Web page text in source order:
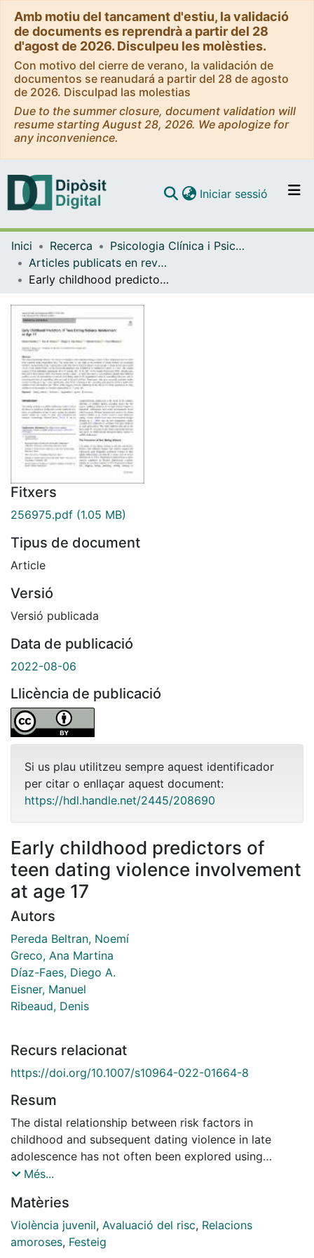
Amb motiu del tancament d'estiu, la validació
de documents es reprendrà a partir del 28
d'agost de 2026. Disculpeu les molèsties.
Con motivo del cierre de verano, la validación de
documentos se reanudará a partir del 28 de agosto
de 2026. Disculpad las molestias
Due to the summer closure, document validation will
resume starting August 28, 2026. We apologize for
any inconvenience.
Navega per tot el DD
Com publicar
Iniciar sessió (current)
Inici Recerca
Psicologia Clínica i Psicobiologia
Articles publicats en revistes (Psicologia Clínica i Psicobiologia)
Early childhood predictors of teen dating violence involvement at age 17
Fitxers
256975.pdf (1.05 MB)
Tipus de document
Article
Versió
Versió publicada
Data de publicació
2022-08-06
Llicència de publicació
Si us plau utilitzeu sempre aquest identificador
per citar o enllaçar aquest document:
https://hdl.handle.net/2445/208690
Early childhood predictors of
teen dating violence involvement
at age 17
Autors
Pereda Beltran, Noemí
Greco, Ana Martina
Díaz-Faes, Diego A.
Eisner, Manuel
Ribeaud, Denis
Recurs relacionat
https://doi.org/10.1007/s10964-022-01664-8
Resum
The distal relationship between risk factors in
childhood and subsequent dating violence in late
adolescence has not often been explored using
longitudinal data. This study aims to shed light on the
backgrounds at age 7 and the link to the future
involvement in dating violence at age 17 using the first
and seventh waves of the Zurich Project on the Social
Més...
Matèries
Violència juvenil, Avaluació del risc, Relacions
amoroses, Festeig